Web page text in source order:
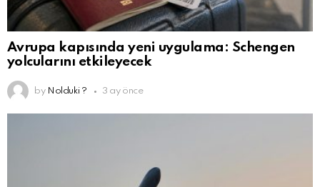
Avrupa kapısında yeni uygulama: Schengen
yolcularını etkileyecek
by Nolduki ? 3 ay önce